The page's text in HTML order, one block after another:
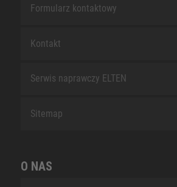
Formularz kontaktowy
Kontakt
Serwis naprawczy ELTEN
Sitemap
O NAS